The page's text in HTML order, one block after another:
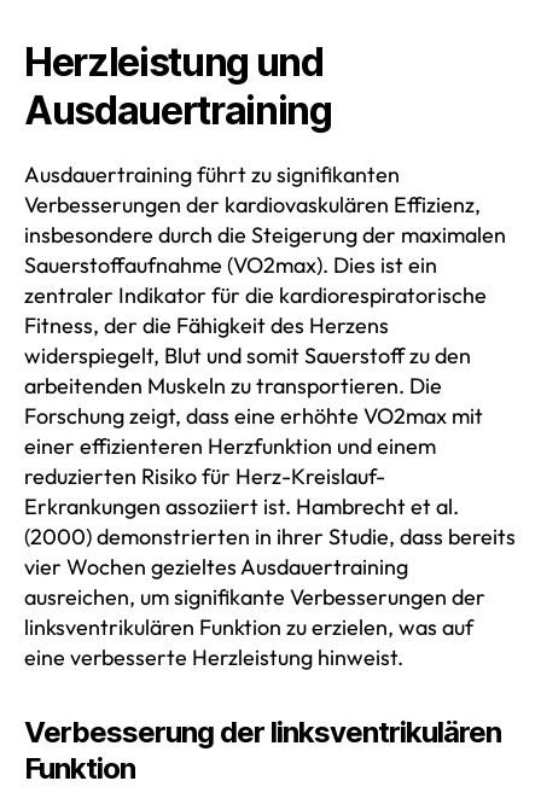
Herzleistung und
Ausdauertraining
Ausdauertraining führt zu signifikanten
Verbesserungen der kardiovaskulären Effizienz,
insbesondere durch die Steigerung der maximalen
Sauerstoffaufnahme (VO2max). Dies ist ein
zentraler Indikator für die kardiorespiratorische
Fitness, der die Fähigkeit des Herzens
widerspiegelt, Blut und somit Sauerstoff zu den
arbeitenden Muskeln zu transportieren. Die
Forschung zeigt, dass eine erhöhte VO2max mit
einer effizienteren Herzfunktion und einem
reduzierten Risiko für Herz-Kreislauf-
Erkrankungen assoziiert ist. Hambrecht et al.
(2000) demonstrierten in ihrer Studie, dass bereits
vier Wochen gezieltes Ausdauertraining
ausreichen, um signifikante Verbesserungen der
linksventrikulären Funktion zu erzielen, was auf
eine verbesserte Herzleistung hinweist.
Verbesserung der linksventrikulären
Funktion